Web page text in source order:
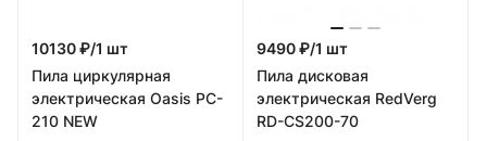
10130 ₽/1 шт
Пила циркулярная
электрическая Oasis PC-
210 NEW
9490 ₽/1 шт
Пила дисковая
электрическая RedVerg
RD-CS200-70